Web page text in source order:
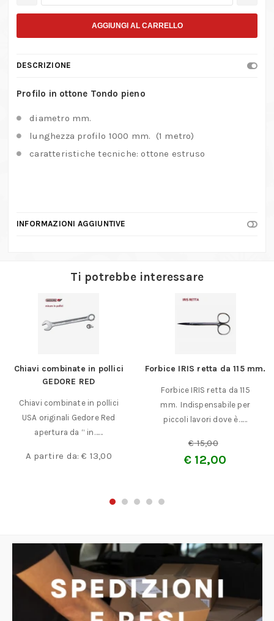
Tondo
quantità
AGGIUNGI AL CARRELLO
DESCRIZIONE
Profilo in ottone Tondo pieno
diametro mm.
lunghezza profilo 1000 mm. (1 metro)
caratteristiche tecniche: ottone estruso
INFORMAZIONI AGGIUNTIVE
Ti potrebbe interessare
Chiavi combinate in pollici
GEDORE RED
Chiavi combinate in pollici
USA originali Gedore Red
apertura da “ in……
A partire da:€ 13,00
Forbice IRIS retta da 115 mm.
Forbice IRIS retta da 115
mm. Indispensabile per
piccoli lavori dove è……
€15,00
€ 12,00